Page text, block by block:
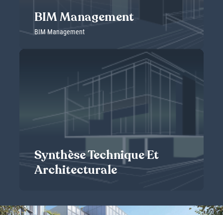
BIM Management
BIM Management
BIM Management
La mission de BIM Management consiste à piloter la mise en
place du processus BIM sur un projet afin d’en faciliter et
optimiser la conception.
DÉCOUVRIR
Synthèse Technique Et
Architecturale
Synthèse technique et architecturale